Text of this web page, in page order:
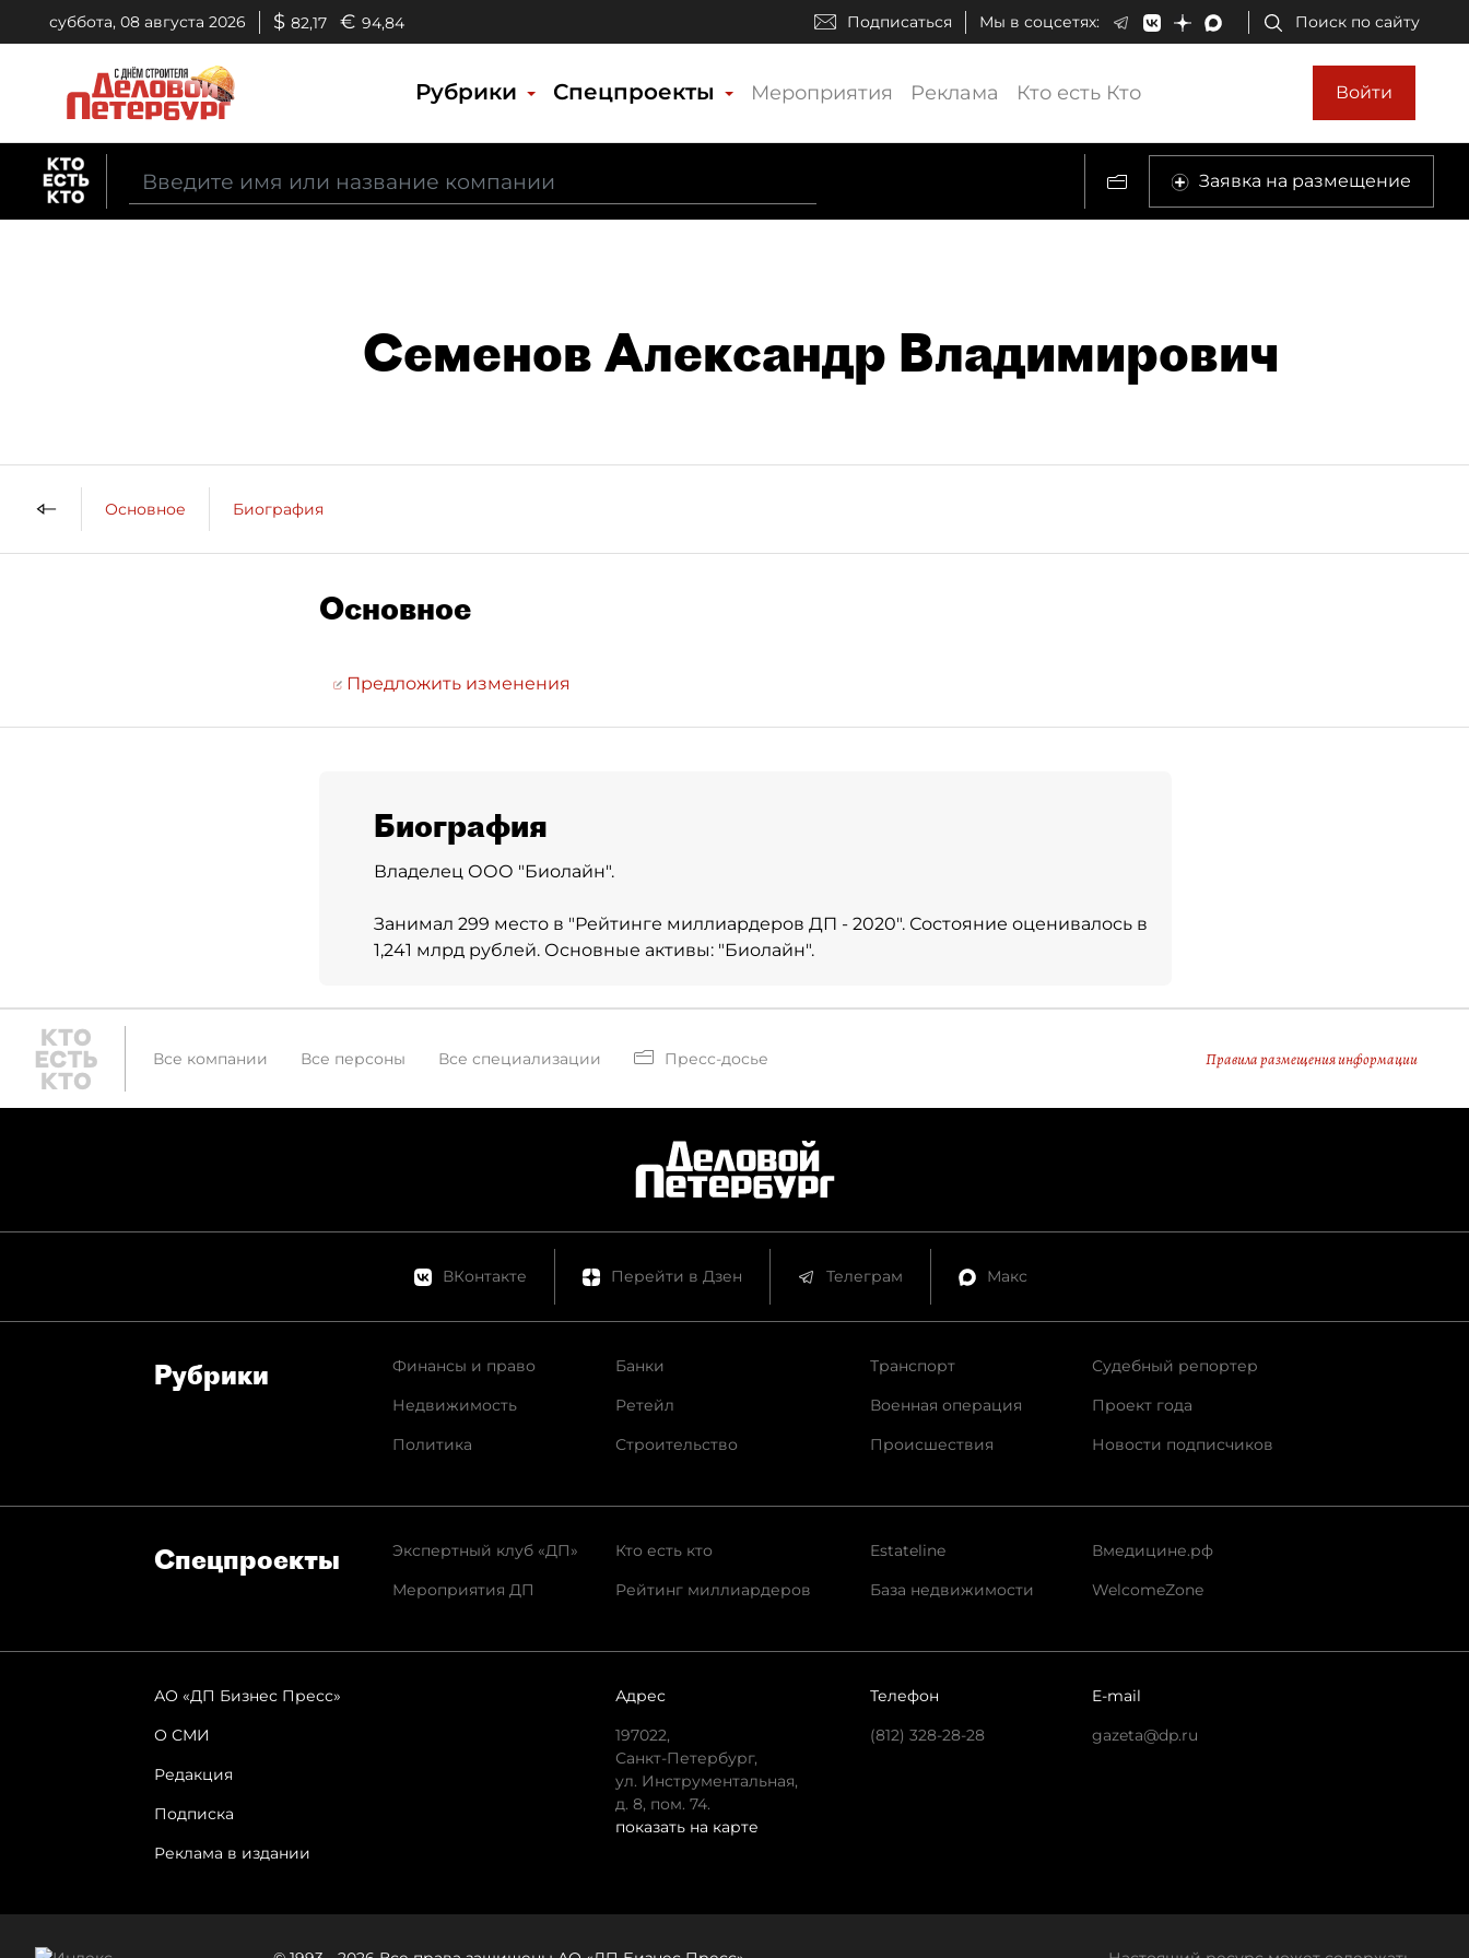
суббота, 08 августа 2026 $ 82,17 € 94,84 Подписаться Мы в соцсетях: Поиск по сайту
Рубрики Спецпроекты Мероприятия Реклама Кто есть Кто Войти
Заявка на размещение
Семенов Александр Владимирович
Основное Биография
Основное
Предложить изменения
Биография
Владелец ООО "Биолайн".
Занимал 299 место в "Рейтинге миллиардеров ДП - 2020". Состояние оценивалось в
1,241 млрд рублей. Основные активы: "Биолайн".
Все компании Все персоны Все специализации Пресс-досье Правила размещения информации
ВКонтакте Перейти в Дзен Телеграм Макс
Рубрики
Финансы и право
Недвижимость
Политика
Банки
Ретейл
Строительство
Транспорт
Военная операция
Происшествия
Судебный репортер
Проект года
Новости подписчиков
Спец­проекты
Экспертный клуб «ДП»
Мероприятия ДП
Кто есть кто
Рейтинг миллиардеров
Estateline
База недвижимости
Вмедицине.рф
WelcomeZone
АО «ДП Бизнес Пресс»
О СМИ
Редакция
Подписка
Реклама в издании
Адрес
197022,
Санкт-Петербург,
ул. Инструментальная,
д. 8, пом. 74.
показать на карте
Телефон
(812) 328-28-28
E-mail
gazeta@dp.ru